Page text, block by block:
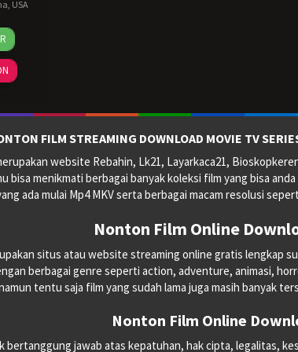
, USA
,
FILM STREAMING DOWNLOAD MOVIE TV
website Rebahin, Lk21, Layarkaca21,
bisa menikmati berbagai banyak koleksi film yang bisa
ada mulai Mp4 MKV serta berbagai macam resolusi
Nonton Film Online
situs atau website streaming online gratis lengkap
berbagai genre seperti action, adventure, animasi,
tentu saja film yang sudah lama juga masih banyak
Nonton Film Online
bertanggung jawab atas kepatuhan, hak cipta, legalitas,